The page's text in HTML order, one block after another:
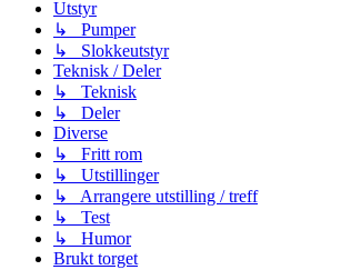
Utstyr
↳ Pumper
↳ Slokkeutstyr
Teknisk / Deler
↳ Teknisk
↳ Deler
Diverse
↳ Fritt rom
↳ Utstillinger
↳ Arrangere utstilling / treff
↳ Test
↳ Humor
Brukt torget